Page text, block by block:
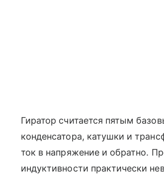
Гиратор считается пятым
конденсатора, катушки и
ток в напряжение и обратно.
индуктивности практически